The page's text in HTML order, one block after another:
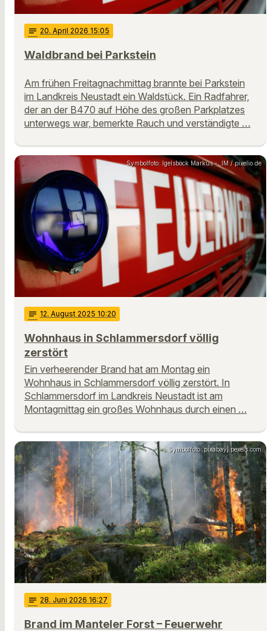
notes 20. April 2026 15:05
Waldbrand bei Parkstein
Am frühen Freitagnachmittag brannte bei Parkstein
im Landkreis Neustadt ein Waldstück. Ein Radfahrer,
der an der B470 auf Höhe des großen Parkplatzes
unterwegs war, bemerkte Rauch und verständigte …
Symbolfoto: Igelsböck Markus - .IM / pixelio.de
notes 12. August 2025 10:20
Wohnhaus in Schlammersdorf völlig
zerstört
Ein verheerender Brand hat am Montag ein
Wohnhaus in Schlammersdorf völlig zerstört. In
Schlammersdorf im Landkreis Neustadt ist am
Montagmittag ein großes Wohnhaus durch einen …
Symbolfoto: pixabay, pexels.com
notes 28. Juni 2026 16:27
Brand im Manteler Forst – Feuerwehr